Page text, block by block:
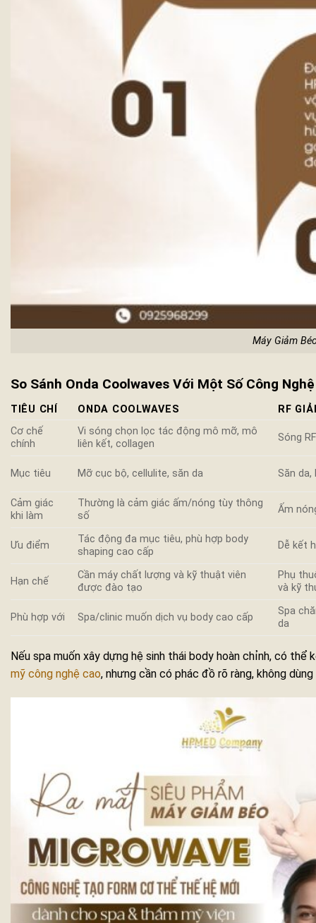
Máy Giảm
So Sánh Onda Coolwaves Với Một Số Công
TIÊU CHÍ ONDA COOLWAVES
RF
Cơ chế
chính
Vi sóng chọn lọc tác động mô mỡ, mô
liên kết, collagen
Sóng
Mục tiêu Mỡ cục bộ, cellulite, săn da Săn
Cảm giác
khi làm
Thường là cảm giác ấm/nóng tùy thông
số
Ấm
Ưu điểm
Tác động đa mục tiêu, phù hợp body
shaping cao cấp
Dễ kết
Hạn chế
Cần máy chất lượng và kỹ thuật viên
được đào tạo
Phụ
và kỹ
Phù hợp với Spa/clinic muốn dịch vụ body cao cấp
Spa
da
Nếu spa muốn xây dựng hệ sinh thái body hoàn chỉnh, có
mỹ công nghệ cao, nhưng cần có phác đồ rõ ràng, không